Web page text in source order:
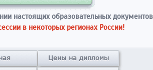
настоящих образовательных документов
в некоторых регионах России!
Цены на дипломы